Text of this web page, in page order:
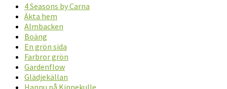
4 Seasons by Carna
Äkta hem
Almbacken
Boäng
En grön sida
Farbror grön
Gardenflow
Glädjekällan
Hannu på Kinnekulle